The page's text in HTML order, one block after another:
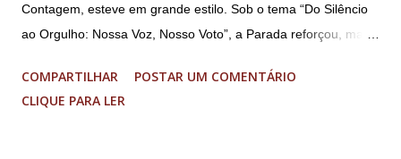
Contagem, esteve em grande estilo. Sob o tema “Do Silêncio
ao Orgulho: Nossa Voz, Nosso Voto”, a Parada reforçou, mais
município. A concentração foi na Praça da Glória, que estava
preparada com um palco e contou com diversos shows,
COMPARTILHAR
POSTAR UM COMENTÁRIO
CLIQUE PARA LER